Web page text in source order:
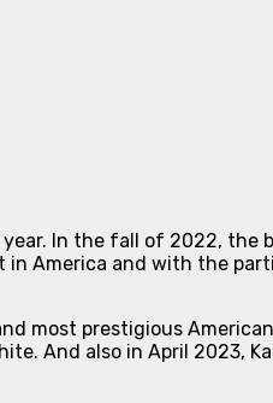
In the fall of 2022, the
in America and with the
most prestigious
And also in April 2023,